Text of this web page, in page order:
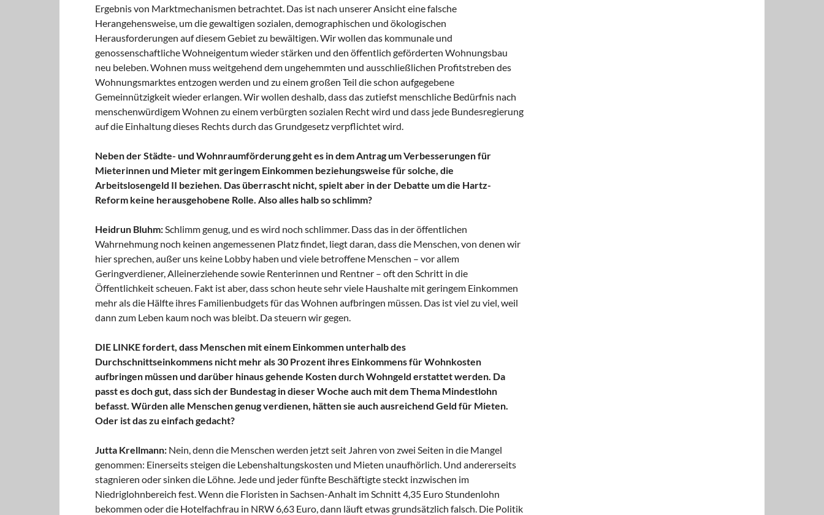
Ergebnis von Marktmechanismen betrachtet. Das ist nach unserer Ansicht eine falsche
Herangehensweise, um die gewaltigen sozialen, demographischen und ökologischen
Herausforderungen auf diesem Gebiet zu bewältigen. Wir wollen das kommunale und
genossenschaftliche Wohneigentum wieder stärken und den öffentlich geförderten Wohnungsbau
neu beleben. Wohnen muss weitgehend dem ungehemmten und ausschließlichen Profitstreben des
Wohnungsmarktes entzogen werden und zu einem großen Teil die schon aufgegebene
Gemeinnützigkeit wieder erlangen. Wir wollen deshalb, dass das zutiefst menschliche Bedürfnis nach
menschenwürdigem Wohnen zu einem verbürgten sozialen Recht wird und dass jede Bundesregierung
auf die Einhaltung dieses Rechts durch das Grundgesetz verpflichtet wird.
Neben der Städte- und Wohnraumförderung geht es in dem Antrag um Verbesserungen für
Mieterinnen und Mieter mit geringem Einkommen beziehungsweise für solche, die
Arbeitslosengeld II beziehen. Das überrascht nicht, spielt aber in der Debatte um die Hartz-
Reform keine herausgehobene Rolle. Also alles halb so schlimm?
Heidrun Bluhm:Schlimm genug, und es wird noch schlimmer. Dass das in der öffentlichen
Wahrnehmung noch keinen angemessenen Platz findet, liegt daran, dass die Menschen, von denen wir
hier sprechen, außer uns keine Lobby haben und viele betroffene Menschen – vor allem
Geringverdiener, Alleinerziehende sowie Renterinnen und Rentner – oft den Schritt in die
Öffentlichkeit scheuen. Fakt ist aber, dass schon heute sehr viele Haushalte mit geringem Einkommen
mehr als die Hälfte ihres Familienbudgets für das Wohnen aufbringen müssen. Das ist viel zu viel, weil
dann zum Leben kaum noch was bleibt. Da steuern wir gegen.
DIE LINKE fordert, dass Menschen mit einem Einkommen unterhalb des
Durchschnittseinkommens nicht mehr als 30 Prozent ihres Einkommens für Wohnkosten
aufbringen müssen und darüber hinaus gehende Kosten durch Wohngeld erstattet werden. Da
passt es doch gut, dass sich der Bundestag in dieser Woche auch mit dem Thema Mindestlohn
befasst. Würden alle Menschen genug verdienen, hätten sie auch ausreichend Geld für Mieten.
Oder ist das zu einfach gedacht?
Jutta Krellmann:Nein, denn die Menschen werden jetzt seit Jahren von zwei Seiten in die Mangel
genommen: Einerseits steigen die Lebenshaltungskosten und Mieten unaufhörlich. Und andererseits
stagnieren oder sinken die Löhne. Jede und jeder fünfte Beschäftigte steckt inzwischen im
Niedriglohnbereich fest. Wenn die Floristen in Sachsen-Anhalt im Schnitt 4,35 Euro Stundenlohn
bekommen oder die Hotelfachfrau in NRW 6,63 Euro, dann läuft etwas grundsätzlich falsch. Die Politik